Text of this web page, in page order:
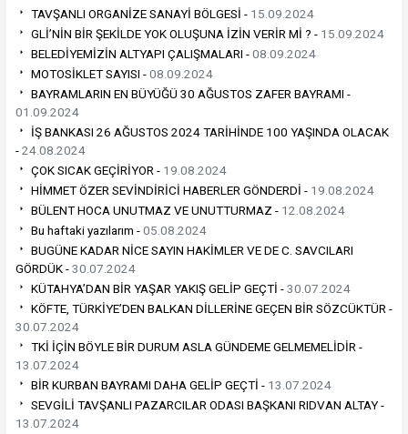
TAVŞANLI ORGANİZE SANAYİ BÖLGESİ - 15.09.2024
GLİ’NİN BİR ŞEKİLDE YOK OLUŞUNA İZİN VERİR Mİ ? - 15.09.2024
BELEDİYEMİZİN ALTYAPI ÇALIŞMALARI -08.09.2024
MOTOSİKLET SAYISI -08.09.2024
BAYRAMLARIN EN BÜYÜĞÜ 30 AĞUSTOS ZAFER BAYRAMI -
01.09.2024
İŞ BANKASI 26 AĞUSTOS 2024 TARİHİNDE 100 YAŞINDA OLACAK
-24.08.2024
ÇOK SICAK GEÇİRİYOR - 19.08.2024
HİMMET ÖZER SEVİNDİRİCİ HABERLER GÖNDERDİ - 19.08.2024
BÜLENT HOCA UNUTMAZ VE UNUTTURMAZ - 12.08.2024
Bu haftaki yazılarım -05.08.2024
BUGÜNE KADAR NİCE SAYIN HAKİMLER VE DE C. SAVCILARI
GÖRDÜK -30.07.2024
KÜTAHYA’DAN BİR YAŞAR YAKIŞ GELİP GEÇTİ -30.07.2024
KÖFTE, TÜRKİYE’DEN BALKAN DİLLERİNE GEÇEN BİR SÖZCÜKTÜR -
30.07.2024
TKİ İÇİN BÖYLE BİR DURUM ASLA GÜNDEME GELMEMELİDİR -
13.07.2024
BİR KURBAN BAYRAMI DAHA GELİP GEÇTİ - 13.07.2024
SEVGİLİ TAVŞANLI PAZARCILAR ODASI BAŞKANI RIDVAN ALTAY -
13.07.2024